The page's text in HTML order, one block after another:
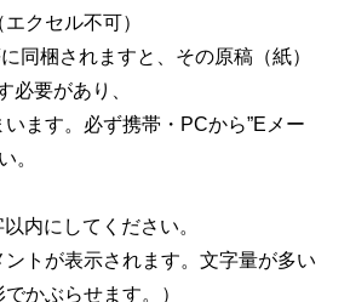
クセル不可）
同梱されますと、その原稿（紙）
必要があり、
ます。必ず携帯・PCから”Eメー
。
内にしてください。
ントが表示されます。文字量が多い
かぶらせます。）